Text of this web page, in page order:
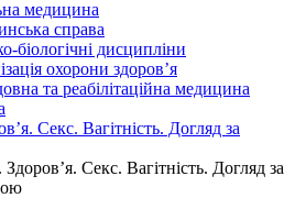
медицина
справа
біологічні дисципліни
охорони здоров’я
та реабілітаційна медицина
Секс. Вагітність. Догляд за
Секс. Вагітність. Догляд за